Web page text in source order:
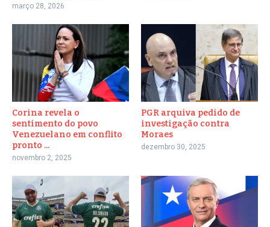
março 28, 2026
Corina revela o
sentimento do povo
Venezuelano em conflito
pronto ...
novembro 2, 2025
PGR arquiva pedido de
investigação contra
Moraes
dezembro 30, 2025